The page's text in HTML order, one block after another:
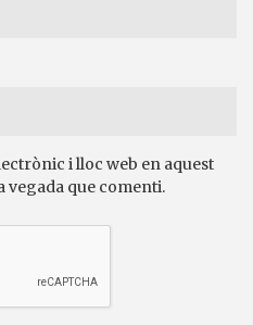
i lloc web en aquest
vegada que comenti.